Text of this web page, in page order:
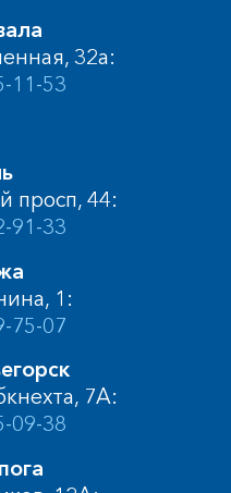
32а:
11-53
просп, 44:
91-33
1:
75-07
7А:
09-38